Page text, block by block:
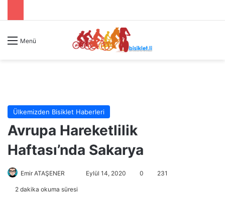
Menü
Ülkemizden Bisiklet Haberleri
Avrupa Hareketlilik
Haftası’nda Sakarya
Emir ATAŞENER Eylül 14, 2020 0 231
2 dakika okuma süresi